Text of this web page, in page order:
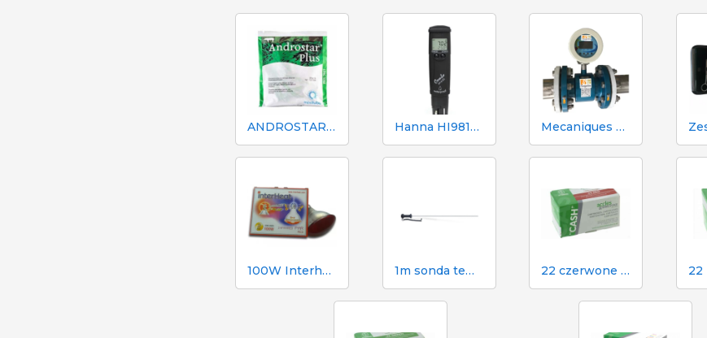
ANDROSTAR PLUS 47 g / 100 L - Długotrwały środek wydłużający nasienie Hanna HI98130 pH, EC, TDS i tester temperatury Mecaniques Segalés DN150 Licznik objętości i azotu
100W Interheat Red PAR Bulb 2 szt. 1m sonda temperatury Dramińskiego do higrometru TGPRO 22 czerwone naboje do paralizatora gotówkowego w rzeźni